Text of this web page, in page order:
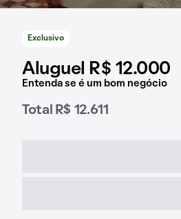
Exclusivo
Aluguel R$ 12.000
Entenda se é um bom negócio
Total R$ 12.611